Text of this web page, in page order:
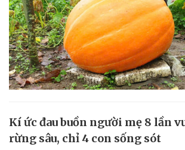
Kí ức đau buồn người mẹ 8 lần
rừng sâu, chỉ 4 con sống sót